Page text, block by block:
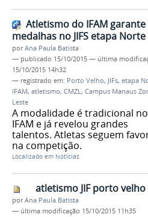
Atletismo do IFAM garante
medalhas no JIFS etapa Norte
porAna Paula Batista
— publicado 15/10/2015 — última
15/10/2015 14h32
— registrado em: Porto Velho, JIFs, etapa
IFAM, atletismo, CMZL , Campus Manaus
Leste
A modalidade é tradicional no
IFAM e já revelou grandes
talentos. Atletas seguem
na competição.
Localizado em Notícias
atletismo JIF porto velho
porAna Paula Batista
— última modificação 15/10/2015 11h35